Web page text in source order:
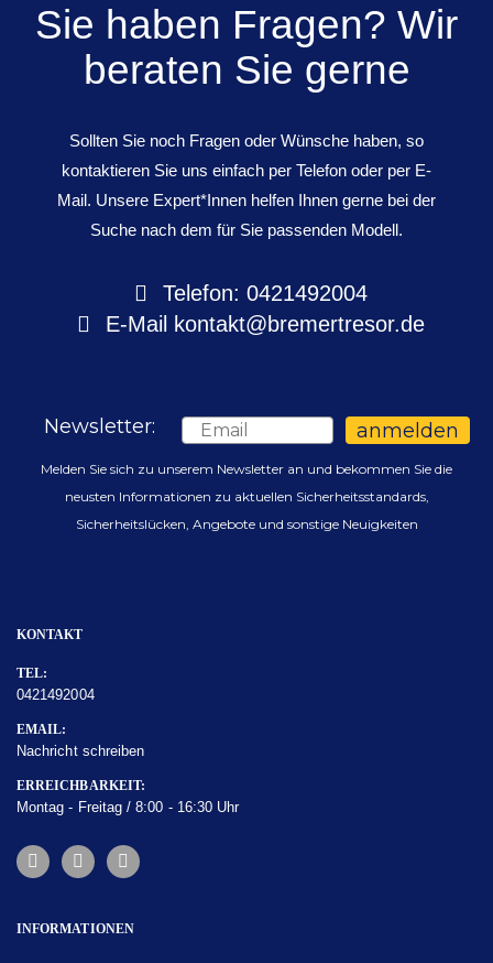
Sie haben Fragen? Wir
beraten Sie gerne
Sollten Sie noch Fragen oder Wünsche haben, so
kontaktieren Sie uns einfach per Telefon oder per E-
Mail. Unsere Expert*Innen helfen Ihnen gerne bei der
Suche nach dem für Sie passenden Modell.
Telefon: 0421492004
E-Mail
kontakt@bremertresor.de
Newsletter: Email anmelden
Melden Sie sich zu unserem Newsletter an und bekommen Sie die
neusten Informationen zu aktuellen Sicherheitsstandards,
Sicherheitslücken, Angebote und sonstige Neuigkeiten
KONTAKT
TEL:
0421492004
EMAIL:
Nachricht schreiben
ERREICHBARKEIT:
Montag - Freitag / 8:00 - 16:30 Uhr
INFORMATIONEN